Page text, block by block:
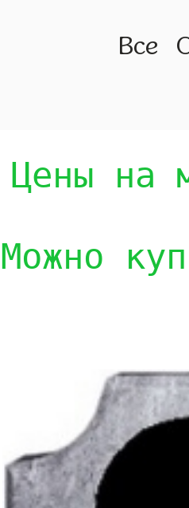
Все
Цены на
Можно